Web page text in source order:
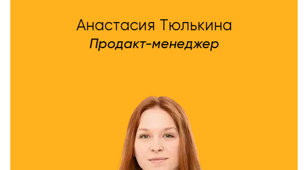
Анастасия Тюлькина
Продакт-менеджер